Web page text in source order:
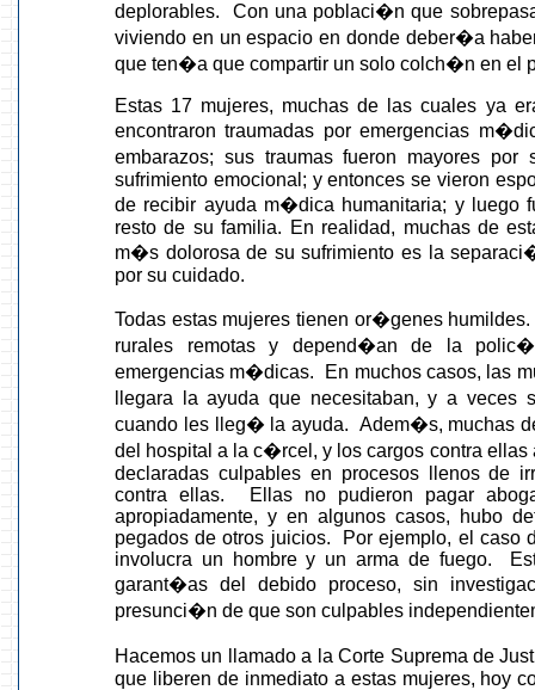
deplorables. Con una poblaci�n que
viviendo en un espacio en donde deber�a
que ten�a que compartir un solo colch�n en el
Estas 17 mujeres, muchas de las cuales ya
encontraron traumadas por emergencias
embarazos; sus traumas fueron mayores
sufrimiento emocional; y entonces se vieron
de recibir ayuda m�dica humanitaria; y luego
resto de su familia. En realidad, muchas de
m�s dolorosa de su sufrimiento es la
por su cuidado.
Todas estas mujeres tienen or�genes
rurales remotas y depend�an de la
emergencias m�dicas. En muchos casos, las
llegara la ayuda que necesitaban, y a
cuando les lleg� la ayuda. Adem�s, muchas
del hospital a la c�rcel, y los cargos contra ellas
declaradas culpables en procesos llenos de
contra ellas. Ellas no pudieron pagar
apropiadamente, y en algunos casos, hubo
pegados de otros juicios. Por ejemplo, el caso
involucra un hombre y un arma de fuego.
garant�as del debido proceso, sin
presunci�n de que son culpables
Hacemos un llamado a la Corte Suprema de
que liberen de inmediato a estas mujeres, hoy